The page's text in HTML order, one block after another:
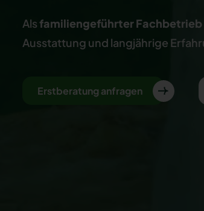
Alsfamiliengeführter Fachbetrieb
Ausstattung und langjährige
Erstberatung anfragen